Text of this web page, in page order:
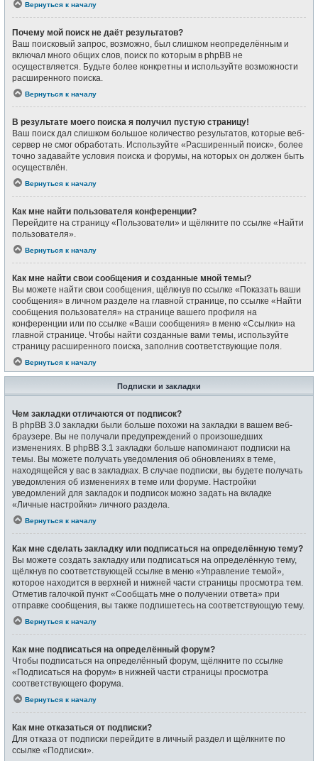
Вернуться к началу
Почему мой поиск не даёт результатов?
Ваш поисковый запрос, возможно, был слишком неопределённым и
включал много общих слов, поиск по которым в phpBB не
осуществляется. Будьте более конкретны и используйте возможности
расширенного поиска.
Вернуться к началу
В результате моего поиска я получил пустую страницу!
Ваш поиск дал слишком большое количество результатов, которые веб-
сервер не смог обработать. Используйте «Расширенный поиск», более
точно задавайте условия поиска и форумы, на которых он должен быть
осуществлён.
Вернуться к началу
Как мне найти пользователя конференции?
Перейдите на страницу «Пользователи» и щёлкните по ссылке «Найти
пользователя».
Вернуться к началу
Как мне найти свои сообщения и созданные мной темы?
Вы можете найти свои сообщения, щёлкнув по ссылке «Показать ваши
сообщения» в личном разделе на главной странице, по ссылке «Найти
сообщения пользователя» на странице вашего профиля на
конференции или по ссылке «Ваши сообщения» в меню «Ссылки» на
главной странице. Чтобы найти созданные вами темы, используйте
страницу расширенного поиска, заполнив соответствующие поля.
Вернуться к началу
Подписки и закладки
Чем закладки отличаются от подписок?
В phpBB 3.0 закладки были больше похожи на закладки в вашем веб-
браузере. Вы не получали предупреждений о произошедших
изменениях. В phpBB 3.1 закладки больше напоминают подписки на
темы. Вы можете получать уведомления об обновлениях в теме,
находящейся у вас в закладках. В случае подписки, вы будете получать
уведомления об изменениях в теме или форуме. Настройки
уведомлений для закладок и подписок можно задать на вкладке
«Личные настройки» личного раздела.
Вернуться к началу
Как мне сделать закладку или подписаться на определённую тему?
Вы можете создать закладку или подписаться на определённую тему,
щёлкнув по соответствующей ссылке в меню «Управление темой»,
которое находится в верхней и нижней части страницы просмотра тем.
Отметив галочкой пункт «Сообщать мне о получении ответа» при
отправке сообщения, вы также подпишетесь на соответствующую тему.
Вернуться к началу
Как мне подписаться на определённый форум?
Чтобы подписаться на определённый форум, щёлкните по ссылке
«Подписаться на форум» в нижней части страницы просмотра
соответствующего форума.
Вернуться к началу
Как мне отказаться от подписки?
Для отказа от подписки перейдите в личный раздел и щёлкните по
ссылке «Подписки».